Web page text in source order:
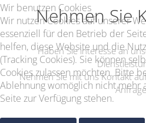
Nehmen Sie
Haben Sie interesse an
Nehmen Sie mit uns Kontakt
Wir benutzen Cookies
Wir nutzen Cookies auf unserer
essenziell für den Betrieb der
helfen, diese Website und die
(Tracking Cookies). Sie können
Cookies zulassen möchten. Bitte
Ablehnung womöglich nicht mehr
Seite zur Verfügung stehen.